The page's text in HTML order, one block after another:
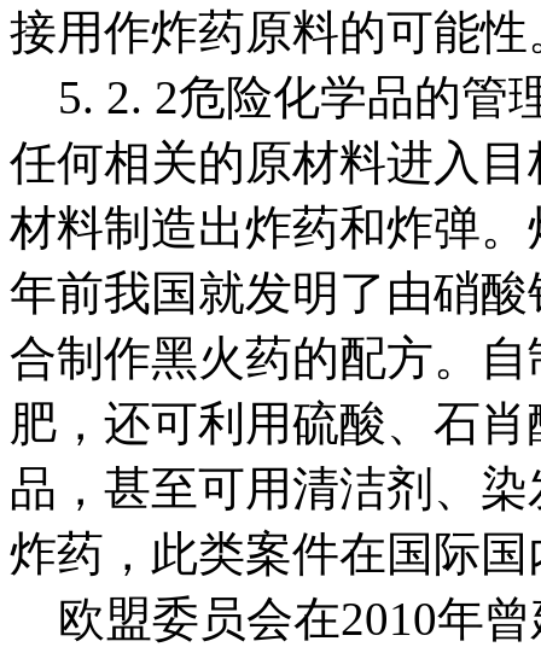
接用作炸药原料的可能性
5. 2. 2危险化学品的管
任何相关的原材料进入
材料制造出炸药和炸弹
年前我国就发明了由硝
合制作黑火药的配方。
肥，还可利用硫酸、石
品，甚至可用清洁剂、
炸药，此类案件在国际
欧盟委员会在2010年